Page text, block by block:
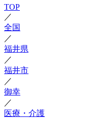
TOP
／
全国
／
福井県
／
福井市
／
御幸
／
医療・介護